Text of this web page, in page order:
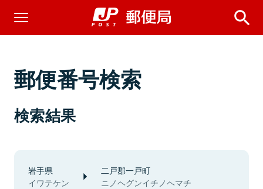
郵便番号検索
検索結果
岩手県
イワテケン
二戸郡一戸町
ニノヘグンイチノヘマチ